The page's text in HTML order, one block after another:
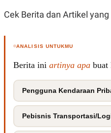
I
N
G
E
D
Cek Berita dan Artikel yang
ANALISIS UNTUKMU
Berita ini artinya apa buat
Pengguna Kendaraan
Pebisnis Transportasi/